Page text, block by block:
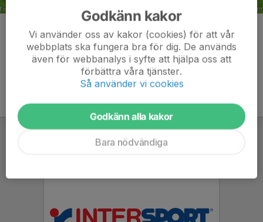
Kommentarer
Godkänn kakor
Vi använder oss av kakor (cookies) för att vår
webbplats ska fungera bra för dig. De används
även för webbanalys i syfte att hjälpa oss att
förbättra våra tjänster.
Så använder vi cookies
Godkänn alla kakor
Bara nödvändiga